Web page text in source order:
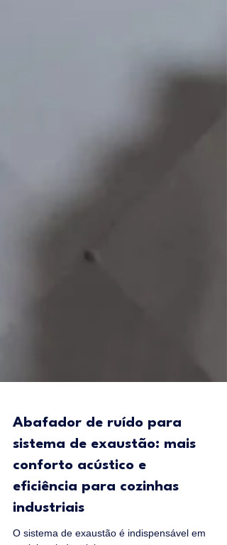
Abafador de ruído para
sistema de exaustão: mais
conforto acústico e
eficiência para cozinhas